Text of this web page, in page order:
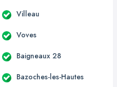
Villeau
Voves
Baigneaux 28
Bazoches-les-Hautes